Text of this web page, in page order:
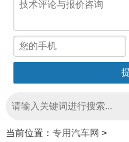
当前位置： 专用汽车网 >